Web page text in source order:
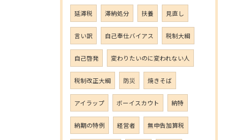
延滞税 滞納処分 扶養 見直し
言い訳 自己奉仕バイアス 税制大綱
自己啓発 変わりたいのに変われない人
税制改正大綱 防災 焼きそば
アイラップ ボーイスカウト 納特
納期の特例 経営者 無申告加算税